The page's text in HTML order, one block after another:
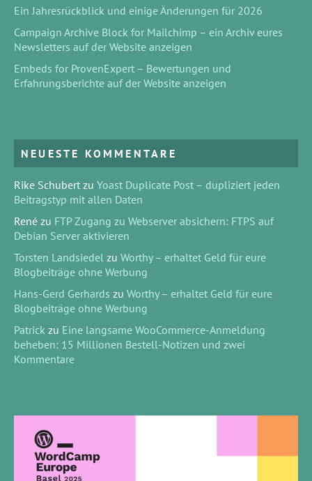
Ein Jahresrückblick und einige Änderungen für 2026
Campaign Archive Block for Mailchimp – ein Archiv eures
Newsletters auf der Website anzeigen
Embeds for ProvenExpert – Bewertungen und
Erfahrungsberichte auf der Website anzeigen
NEUESTE KOMMENTARE
Rike Schubert zu Yoast Duplicate Post – dupliziert jeden
Beitragstyp mit allen Daten
René zu FTP Zugang zu Webserver absichern: FTPS auf
Debian Server aktivieren
Torsten Landsiedel zu Worthy – erhaltet Geld für eure
Blogbeiträge ohne Werbung
Hans-Gerd Gerhards zu Worthy – erhaltet Geld für eure
Blogbeiträge ohne Werbung
Patrick zu Eine langsame WooCommerce-Anmeldung
beheben: 15 Millionen Bestell-Notizen und zwei
Kommentare